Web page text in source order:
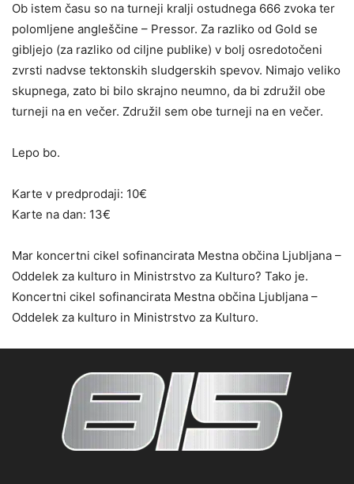
Ob istem času so na turneji kralji ostudnega 666 zvoka ter
polomljene angleščine – Pressor. Za razliko od Gold se
gibljejo (za razliko od ciljne publike) v bolj osredotočeni
zvrsti nadvse tektonskih sludgerskih spevov. Nimajo veliko
skupnega, zato bi bilo skrajno neumno, da bi združil obe
turneji na en večer. Združil sem obe turneji na en večer.
Lepo bo.
Karte v predprodaji: 10€
Karte na dan: 13€
Mar koncertni cikel sofinancirata Mestna občina Ljubljana –
Oddelek za kulturo in Ministrstvo za Kulturo? Tako je.
Koncertni cikel sofinancirata Mestna občina Ljubljana –
Oddelek za kulturo in Ministrstvo za Kulturo.